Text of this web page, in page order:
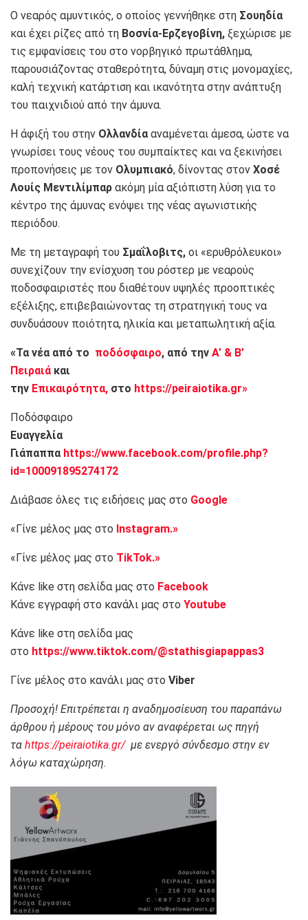
Ο νεαρός αμυντικός, ο οποίος γεννήθηκε στη Σουηδία
και έχει ρίζες από τη Βοσνία-Ερζεγοβίνη, ξεχώρισε με
τις εμφανίσεις του στο νορβηγικό πρωτάθλημα,
παρουσιάζοντας σταθερότητα, δύναμη στις μονομαχίες,
καλή τεχνική κατάρτιση και ικανότητα στην ανάπτυξη
του παιχνιδιού από την άμυνα.
Η άφιξή του στην Ολλανδία αναμένεται άμεσα, ώστε να
γνωρίσει τους νέους του συμπαίκτες και να ξεκινήσει
προπονήσεις με τον Ολυμπιακό, δίνοντας στον Χοσέ
Λουίς Μεντιλίμπαρ ακόμη μία αξιόπιστη λύση για το
κέντρο της άμυνας ενόψει της νέας αγωνιστικής
περιόδου.
Με τη μεταγραφή του Σμαΐλοβιτς, οι «ερυθρόλευκοι»
συνεχίζουν την ενίσχυση του ρόστερ με νεαρούς
ποδοσφαιριστές που διαθέτουν υψηλές προοπτικές
εξέλιξης, επιβεβαιώνοντας τη στρατηγική τους να
συνδυάσουν ποιότητα, ηλικία και μεταπωλητική αξία.
«Τα νέα από το ποδόσφαιρο, από την Α’ & Β’
Πειραιάκαι
την Επικαιρότητα, στο https://peiraiotika.gr»
Ποδόσφαιρο
Ευαγγελία
Γιάπαππα https://www.facebook.com/profile.php?
id=100091895274172
Διάβασε όλες τις ειδήσεις μας στο Google
«Γίνε μέλος μας στο Instagram.»
«Γίνε μέλος μας στο TikTok.»
Κάνε like στη σελίδα μας στο Facebook
Κάνε εγγραφή στο κανάλι μας στο Youtube
Κάνε like στη σελίδα μας
στο https://www.tiktok.com/@stathisgiapappas3
Γίνε μέλος στο κανάλι μας στο Viber
Προσοχή! Επιτρέπεται η αναδημοσίευση του παραπάνω
άρθρου ή μέρους του μόνο αν αναφέρεται ως πηγή
τα https://peiraiotika.gr/με ενεργό σύνδεσμο στην εν
λόγω καταχώρηση.